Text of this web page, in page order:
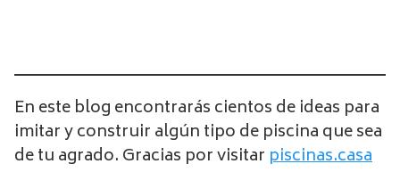
En este blog encontrarás cientos de ideas para
imitar y construir algún tipo de piscina que sea
de tu agrado. Gracias por visitar piscinas.casa